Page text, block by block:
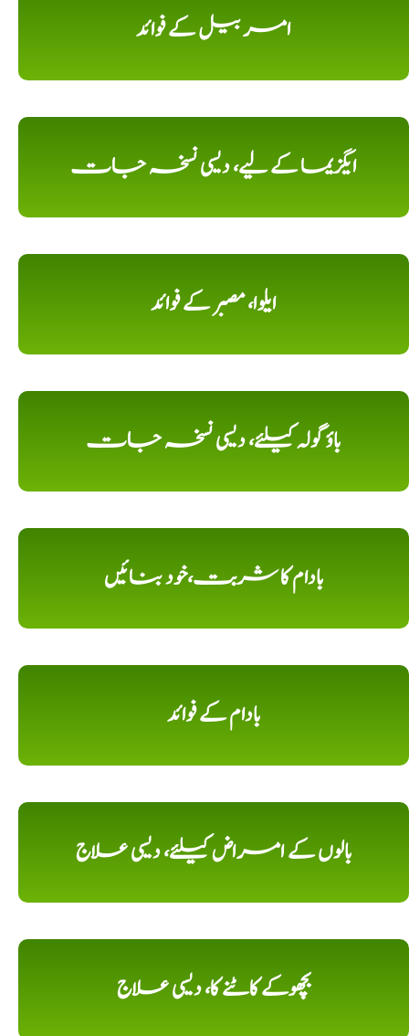
امر بیل کے فوائد
ایگزیما کے لیے، دیسی نسخہ جات
ایلوا، مصبر کے فوائد
باؤ گولہ کیلئے، دیسی نسخہ جات
بادام کا شربت،خود بنائیں
بادام کے فوائد
بالوں کے امراض کیلئے، دیسی علاج
بچھوکے کاٹنے کا، دیسی علاج